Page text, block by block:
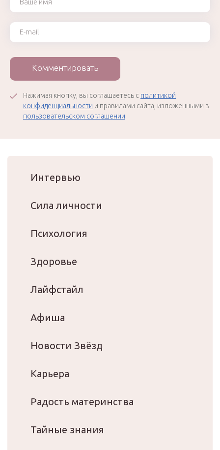
Ваш e-mail
Комментировать
Нажимая кнопку, вы соглашаетесь с политикой
конфиденциальности и правилами сайта, изложенными в
пользовательском соглашении
Интервью
Сила личности
Психология
Здоровье
Лайфстайл
Афиша
Новости Звёзд
Карьера
Радость материнства
Тайные знания